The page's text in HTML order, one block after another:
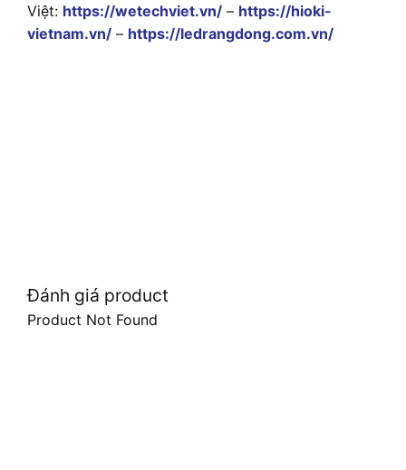
Việt: https://wetechviet.vn/ – https://hioki-
vietnam.vn/ – https://ledrangdong.com.vn/
Đánh giá product
Product Not Found